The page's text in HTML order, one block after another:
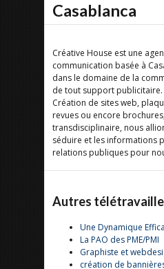
Casablanca
Créative House est une
communication basée à
dans le domaine de la
de tout support publicitaire.
Création de sites web,
revues ou encore
transdisciplinaire, nous
séduire et les informations
relations publiques pour
Autres
Une Dynamique
La PAO des PME/PMI
Graphiste et
création de